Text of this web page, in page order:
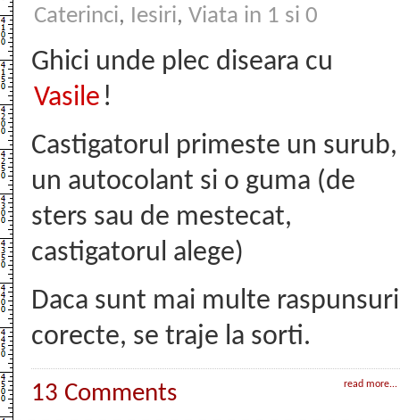
Caterinci, Iesiri, Viata in 1 si 0
Ghici unde plec diseara cu
Vasile !
Castigatorul primeste un surub,
un autocolant si o guma (de
sters sau de mestecat,
castigatorul alege)
Daca sunt mai multe raspunsuri
corecte, se traje la sorti.
read more...
13 Comments